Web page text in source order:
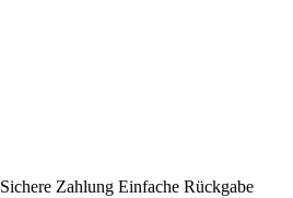
Sichere Zahlung Einfache Rückgabe